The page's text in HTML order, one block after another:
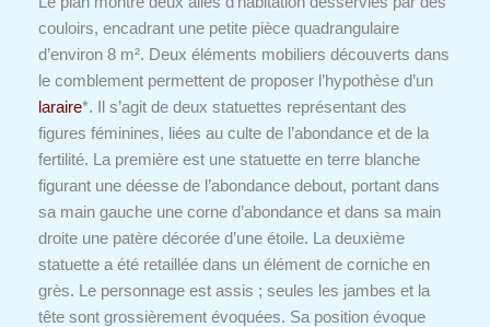
couloirs, encadrant une petite pièce quadrangulaire
d’environ 8 m². Deux éléments mobiliers découverts dans
le comblement permettent de proposer l’hypothèse d’un
laraire*. Il s’agit de deux statuettes représentant des
figures féminines, liées au culte de l’abondance et de la
fertilité. La première est une statuette en terre blanche
figurant une déesse de l’abondance debout, portant dans
sa main gauche une corne d’abondance et dans sa main
droite une patère décorée d’une étoile. La deuxième
statuette a été retaillée dans un élément de corniche en
grès. Le personnage est assis ; seules les jambes et la
tête sont grossièrement évoquées. Sa position évoque